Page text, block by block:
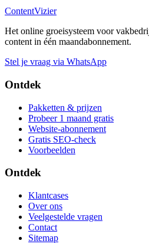
ContentVizier
Het online groeisysteem voor
content in één maandabonnement.
Stel je vraag via WhatsApp
Ontdek
Pakketten & prijzen
Probeer 1 maand gratis
Website-abonnement
Gratis SEO-check
Voorbeelden
Ontdek
Klantcases
Over ons
Veelgestelde vragen
Contact
Sitemap